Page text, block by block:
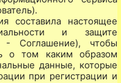
составила настоящее
и защите
- Соглашение), чтобы
о том каким образом
данные, которые
при регистрации и